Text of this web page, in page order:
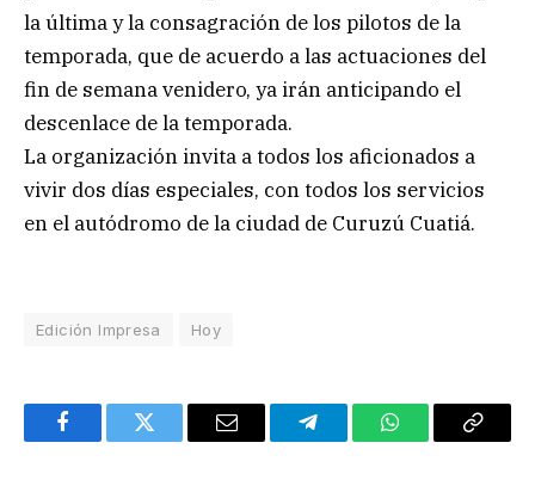
la última y la consagración de los pilotos de la
temporada, que de acuerdo a las actuaciones del
fin de semana venidero, ya irán anticipando el
descenlace de la temporada.
La organización invita a todos los aficionados a
vivir dos días especiales, con todos los servicios
en el autódromo de la ciudad de Curuzú Cuatiá.
Edición Impresa Hoy
FacebookTwitter Email TelegramWhatsAppCopy